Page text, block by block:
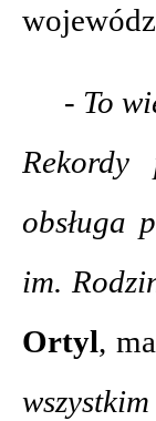
- To
Rekordy
obsługa
im.
Ortyl,